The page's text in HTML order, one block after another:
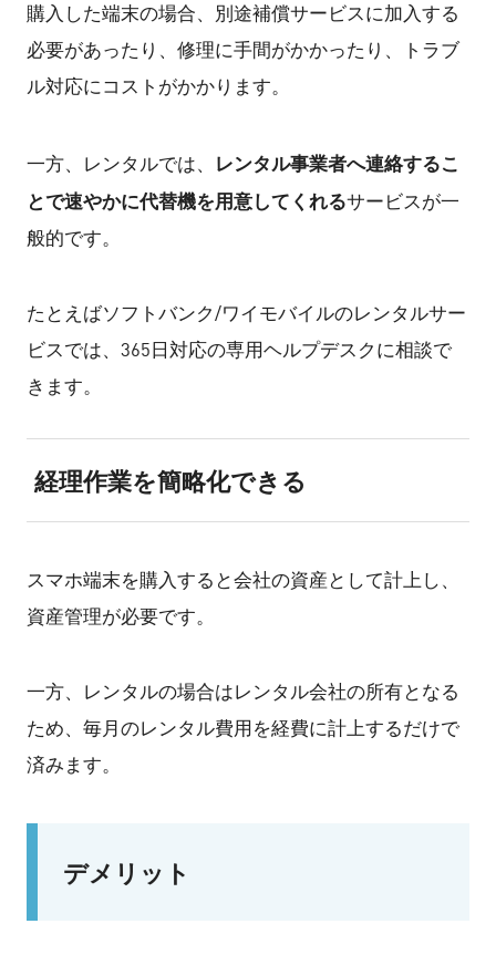
購入した端末の場合、別途補償サービスに加入する
必要があったり、修理に手間がかかったり、トラブ
ル対応にコストがかかります。
一方、レンタルでは、
レンタル事業者へ連絡するこ
とで速やかに代替機を用意してくれるサービスが一
般的です。
たとえばソフトバンク/ワイモバイルのレンタルサー
ビスでは、365日対応の専用ヘルプデスクに相談で
きます。
経理作業を簡略化できる
スマホ端末を購入すると会社の資産として計上し、
資産管理が必要です。
一方、レンタルの場合はレンタル会社の所有となる
ため、毎月のレンタル費用を経費に計上するだけで
済みます。
デメリット